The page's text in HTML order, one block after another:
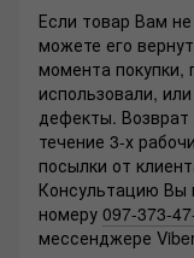
Если товар Вам
можете его
момента покупки,
использовали,
дефекты.
течение 3-х
посылки от
Консультацию Вы
номеру 097-373-
мессенджере